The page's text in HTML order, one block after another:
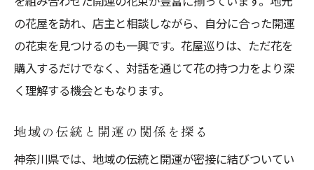
開運に効くとされる地域特有の植物
神奈川県の花フェスティバルで開運を体感
観光客にも人気の開運の花紹介
開運スポットと花を巡る新しい体験
神奈川県の開運スポットを訪れる
の花屋を訪れ、店主と相談しながら、自分に合った開運
の花束を見つけるのも一興です。花屋巡りは、ただ花を
購入するだけでなく、対話を通じて花の持つ力をより深
く理解する機会ともなります。
地域の伝統と開運の関係を探る
神奈川県では、地域の伝統と開運が密接に結びついてい